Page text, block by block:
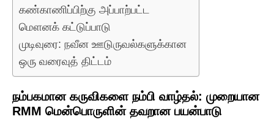
கண்காணிப்பிற்கு அப்பாற்பட்ட
மௌனக் கட்டுப்பாடு
முடிவுரை: நவீன ஊடுருவல்களுக்கான
ஒரு வரைவுத் திட்டம்
நம்பகமான கருவிகளை நம்பி வாழ்தல்: முறையான
RMM மென்பொருளின் தவறான பயன்பாடு